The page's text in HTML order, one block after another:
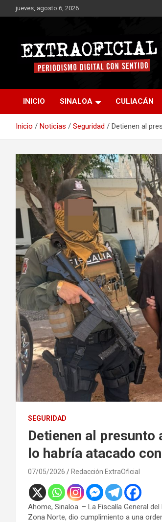
Saltar
al
jueves, agosto 6, 2026
Extraoficial
INICIO SINALOA CULIACÁN
Inicio Noticias Seguridad Detienen al
SEGURIDAD
Detienen al presunto
lo habría atacado
07/05/2026 Redacción ExtraOficial
Ahome, Sinaloa. – La Fiscalía General
Zona Norte, dio cumplimiento a una